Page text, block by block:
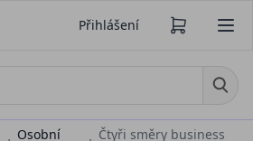
Přihlášení
Osobní
Čtyři směry business